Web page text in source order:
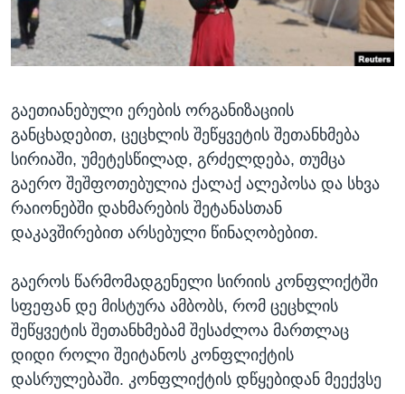
ᲡᲢᲣᲓᲘᲐ ᲕᲐᲨᲘᲜᲒᲢᲝᲜᲘ
ᲔᲙᲝᲜᲝᲛᲘᲙᲐ
ᲯᲐᲜᲛᲠᲗᲔᲚᲝᲑᲐ
ᲘᲜᲢᲔᲠᲕᲘᲣ
ᲙᲣᲚᲢᲣᲠᲐ
ᲒᲐᲚᲘᲚᲔᲝ
ᲓᲔᲖᲘᲜᲤᲝᲠᲛᲐᲪᲘᲐ
Learning English
ენები
გაეთიანებული ერების ორგანიზაციის
განცხადებით, ცეცხლის შეწყვეტის შეთანხმება
სირიაში, უმეტესწილად, გრძელდება, თუმცა
გაერო შეშფოთებულია ქალაქ ალეპოსა და სხვა
რაიონებში დახმარების შეტანასთან
დაკავშირებით არსებული წინაღობებით.
გაეროს წარმომადგენელი სირიის კონფლიქტში
სფეფან დე მისტურა ამბობს, რომ ცეცხლის
შეწყვეტის შეთანხმებამ შესაძლოა მართლაც
დიდი როლი შეიტანოს კონფლიქტის
დასრულებაში. კონფლიქტის დწყებიდან მეექვსე